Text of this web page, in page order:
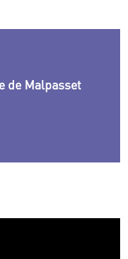
de Malpasset